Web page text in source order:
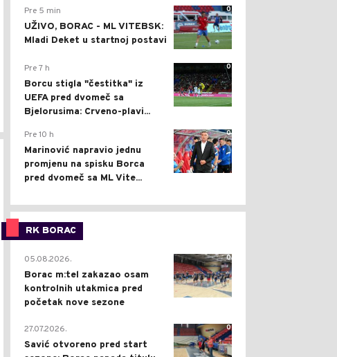
0
Pre 5 min
UŽIVO, BORAC - ML VITEBSK:
Mladi Deket u startnoj postavi
0
Pre 7 h
Borcu stigla "čestitka" iz
UEFA pred dvomeč sa
Bjelorusima: Crveno-plavi...
0
Pre 10 h
Marinović napravio jednu
promjenu na spisku Borca
pred dvomeč sa ML Vite...
RK BORAC
0
05.08.2026.
Borac m:tel zakazao osam
kontrolnih utakmica pred
početak nove sezone
0
27.07.2026.
Savić otvoreno pred start